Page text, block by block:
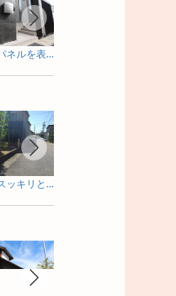
ガラスパネルを表札に採用 クールモダンな門まわり
明るくスッキリと劇的に変身したリフォーム外構